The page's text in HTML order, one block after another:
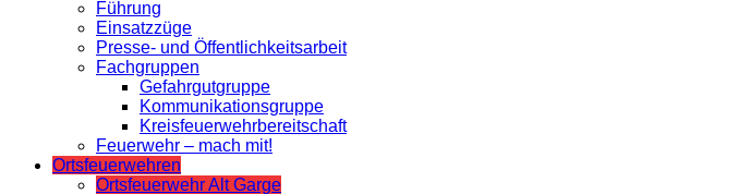
Führung
Einsatzzüge
Presse- und Öffentlichkeitsarbeit
Fachgruppen
Gefahrgutgruppe
Kommunikationsgruppe
Kreisfeuerwehrbereitschaft
Feuerwehr – mach mit!
Ortsfeuerwehren
Ortsfeuerwehr Alt Garge